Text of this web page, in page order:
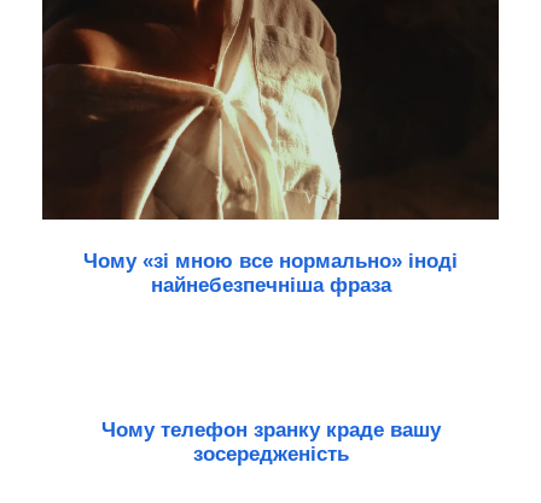
Чому «зі мною все нормально» іноді
найнебезпечніша фраза
Чому телефон зранку крадe вашу
зосередженість